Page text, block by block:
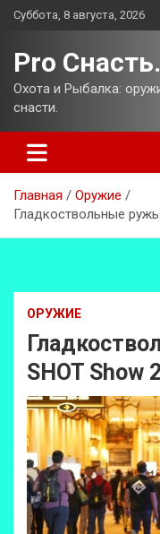
Перейти
Суббота, 8 августа, 2026
Pro Снасть.
Охота и Рыбалка:
снасти.
Главная
Оружие
Гладкоствольные
ОРУЖИЕ
SHOT Show